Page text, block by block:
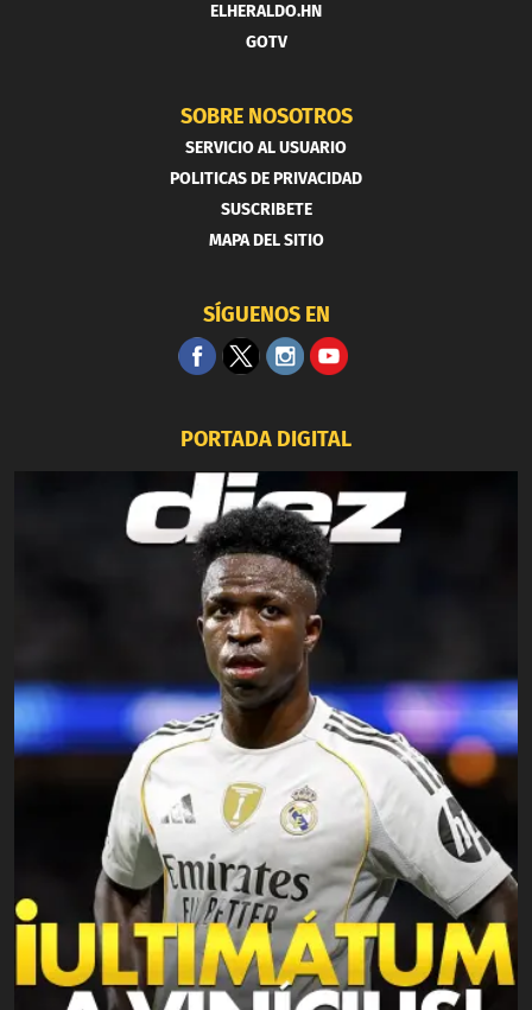
ELHERALDO.HN
GOTV
SOBRE NOSOTROS
SERVICIO AL USUARIO
POLITICAS DE PRIVACIDAD
SUSCRIBETE
MAPA DEL SITIO
SÍGUENOS EN
PORTADA DIGITAL